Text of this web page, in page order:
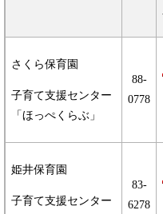
さくら保育園
子育て支援センター
「ほっぺくらぶ」
88-
0778
姫井保育園
子育て支援センター
83-
6278